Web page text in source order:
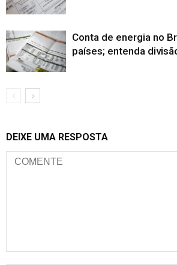
Conta de energia no
países; entenda
DEIXE UMA RESPOSTA